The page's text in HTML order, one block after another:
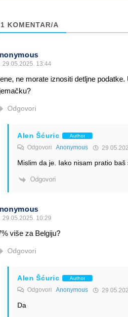
KOMENTAR/A
29.05.2025. 13:44
ne morate iznositi detljne
Odgovori
Alen Šćuric Author
Odgovori Anonymous
Mislim da je. Iako nisam pratio baš
Odgovori
29.05.2025. 10:29
više za Belgiju?
Odgovori
Alen Šćuric Author
Odgovori Anonymous
Da